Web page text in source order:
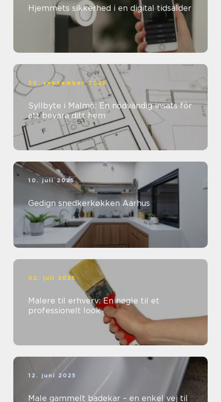
Hjemmets sikkerhed i en digital tidsalder
30. september 2025
Syllbyte i Malmö: En nödvändig insats för
att bevara ditt hem
10. juli 2025
Gedign snedkerkøkken Aarhus
02. juli 2025
Malere til erhverv: En nøgle til et
professionelt look
12. juni 2025
Male gammelt badekar – en enkel vej til